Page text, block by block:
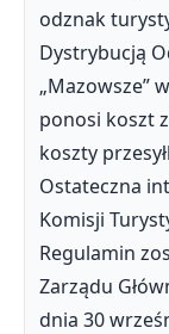
odznak
Dystrybucją
„Mazowsze”
ponosi koszt
koszty
Ostateczna
Komisji
Regulamin
Zarządu
dnia 30